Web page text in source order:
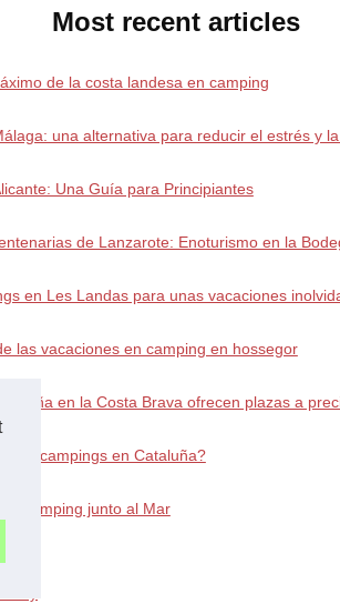
Most recent articles
de la costa landesa en camping
una alternativa para reducir el estrés y
Una Guía para Principiantes
de Lanzarote: Enoturismo en la
en Les Landas para unas vacaciones
las vacaciones en camping en hossegor
en la Costa Brava ofrecen plazas a
campings en Cataluña?
Camping junto al Mar